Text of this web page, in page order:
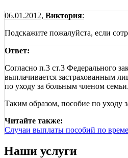
06.01.2012, Виктория:
Подскажите пожалуйста, если
Ответ:
Согласно п.3 ст.3 Федерального
выплачивается застрахованным
по уходу за больным членом семьи.
Таким образом, пособие по уходу
Читайте также:
Случаи выплаты пособий по
Наши услуги